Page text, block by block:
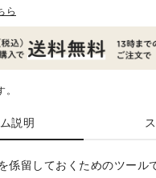
ら
説明
係留しておくためのツール